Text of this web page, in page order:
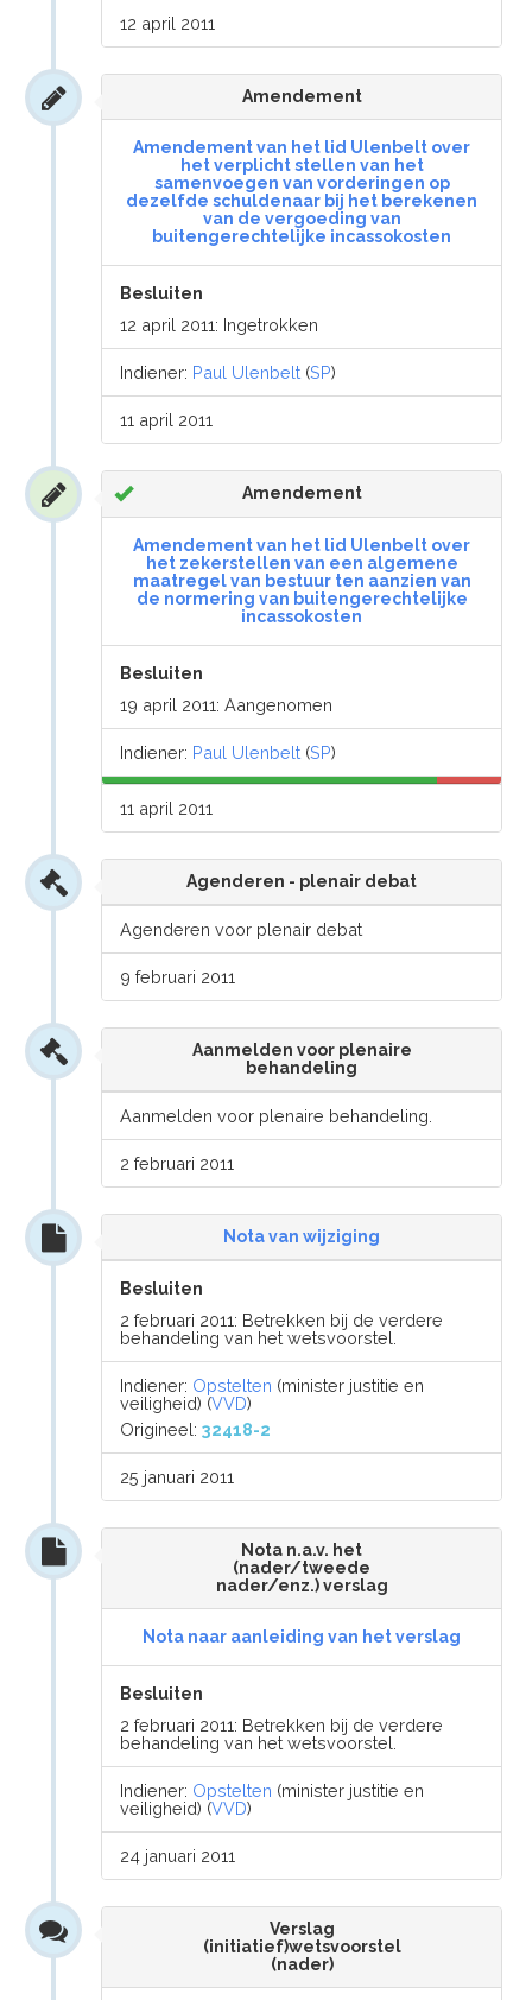
12 april 2011
Amendement
Amendement van het lid Ulenbelt over
het verplicht stellen van het
samenvoegen van vorderingen op
dezelfde schuldenaar bij het berekenen
van de vergoeding van
buitengerechtelijke incassokosten
Besluiten
12 april 2011: Ingetrokken
Indiener: Paul Ulenbelt (SP)
11 april 2011
Amendement
Amendement van het lid Ulenbelt over
het zekerstellen van een algemene
maatregel van bestuur ten aanzien van
de normering van buitengerechtelijke
incassokosten
Besluiten
19 april 2011: Aangenomen
Indiener: Paul Ulenbelt (SP)
11 april 2011
Agenderen - plenair debat
Agenderen voor plenair debat
9 februari 2011
Aanmelden voor plenaire
behandeling
Aanmelden voor plenaire behandeling.
2 februari 2011
Nota van wijziging
Besluiten
2 februari 2011: Betrekken bij de verdere
behandeling van het wetsvoorstel.
Indiener: Opstelten (minister justitie en
veiligheid) (VVD)
Origineel:32418-2
25 januari 2011
Nota n.a.v. het
(nader/tweede
nader/enz.) verslag
Nota naar aanleiding van het verslag
Besluiten
2 februari 2011: Betrekken bij de verdere
behandeling van het wetsvoorstel.
Indiener: Opstelten (minister justitie en
veiligheid) (VVD)
24 januari 2011
Verslag
(initiatief)wetsvoorstel
(nader)